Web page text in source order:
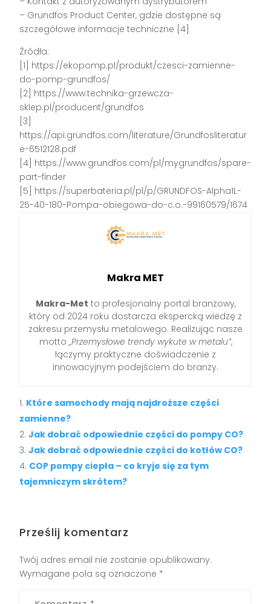
– Grundfos Product Center, gdzie dostępne są
szczegółowe informacje techniczne [4]
Źródła:
[1] https://ekopomp.pl/produkt/czesci-zamienne-
do-pomp-grundfos/
[2] https://www.technika-grzewcza-
sklep.pl/producent/grundfos
[3]
https://api.grundfos.com/literature/Grundfosliteratur
e-6512128.pdf
[4] https://www.grundfos.com/pl/mygrundfos/spare-
part-finder
[5] https://superbateria.pl/pl/p/GRUNDFOS-Alpha1L-
25-40-180-Pompa-obiegowa-do-c.o.-99160579/1674
Makra MET
Makra-Met to profesjonalny portal branżowy,
który od 2024 roku dostarcza ekspercką wiedzę z
zakresu przemysłu metalowego. Realizując nasze
motto„Przemysłowe trendy wykute w metalu”,
łączymy praktyczne doświadczenie z
innowacyjnym podejściem do branży.
Które samochody mają najdroższe części
zamienne?
Jak dobrać odpowiednie części do pompy CO?
Jak dobrać odpowiednie części do kotłów CO?
COP pompy ciepła – co kryje się za tym
tajemniczym skrótem?
Prześlij komentarz
Twój adres email nie zostanie opublikowany.
Wymagane pola są oznaczone *